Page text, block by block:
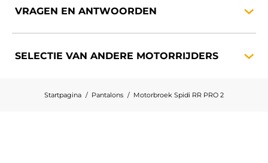
VRAGEN EN ANTWOORDEN
SELECTIE VAN ANDERE MOTORRIJDERS
Startpagina Pantalons Motorbroek Spidi RR PRO 2